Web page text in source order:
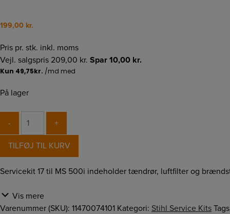
199,00 kr.
Pris pr. stk. inkl. moms
Vejl. salgspris 209,00 kr. Spar 10,00 kr.
På lager
-
SERVICEKIT
-
MS
500i
+
TILFØJ TIL KURV
Servicekit 17 til MS 500i indeholder tændrør, luftfilter og
Vis mere
Varenummer (SKU): 11470074101 Kategori: Stihl Service Kits